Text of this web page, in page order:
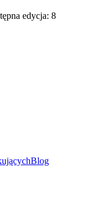
edycja: 8
Blog